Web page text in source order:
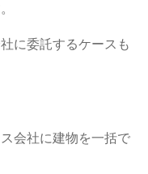
に委託するケースも
会社に建物を一括で